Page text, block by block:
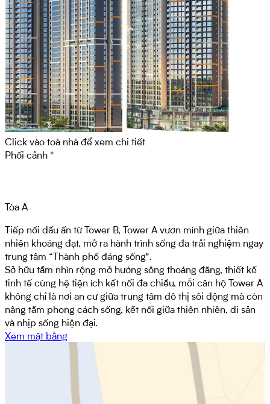
Click vào toà nhà để xem chi tiết
Phối cảnh *
Tòa B
Khởi đầu hành trình của Masteri Rivera Danang, Tower B sở
hữu tầm nhìn tuyệt mỹ hướng sông thoáng đạt, đón trọn vẹn
nguồn năng lượng tuyệt vời từ thiên nhiên – nơi sắc xanh
miên man giao hòa cùng nhịp sống hiện đại.
Mỗi căn hộ tại Tower B mở ra một bức tranh sống động, nơi
thiên nhiên và phố thị quyện hòa trong từng hơi thở, đánh
thức những trải nghiệm sống vẹn toàn.
Xem mặt bằng
Tòa A
Tiếp nối dấu ấn từ Tower B, Tower A vươn mình giữa thiên
nhiên khoáng đạt, mở ra hành trình sống đa trải nghiệm ngay
trung tâm “Thành phố đáng sống”.
Sở hữu tầm nhìn rộng mở hướng sông thoáng đãng, thiết kế
tinh tế cùng hệ tiện ích kết nối đa chiều, mỗi căn hộ Tower A
không chỉ là nơi an cư giữa trung tâm đô thị sôi động mà còn
nâng tầm phong cách sống, kết nối giữa thiên nhiên, di sản
và nhịp sống hiện đại.
Xem mặt bằng